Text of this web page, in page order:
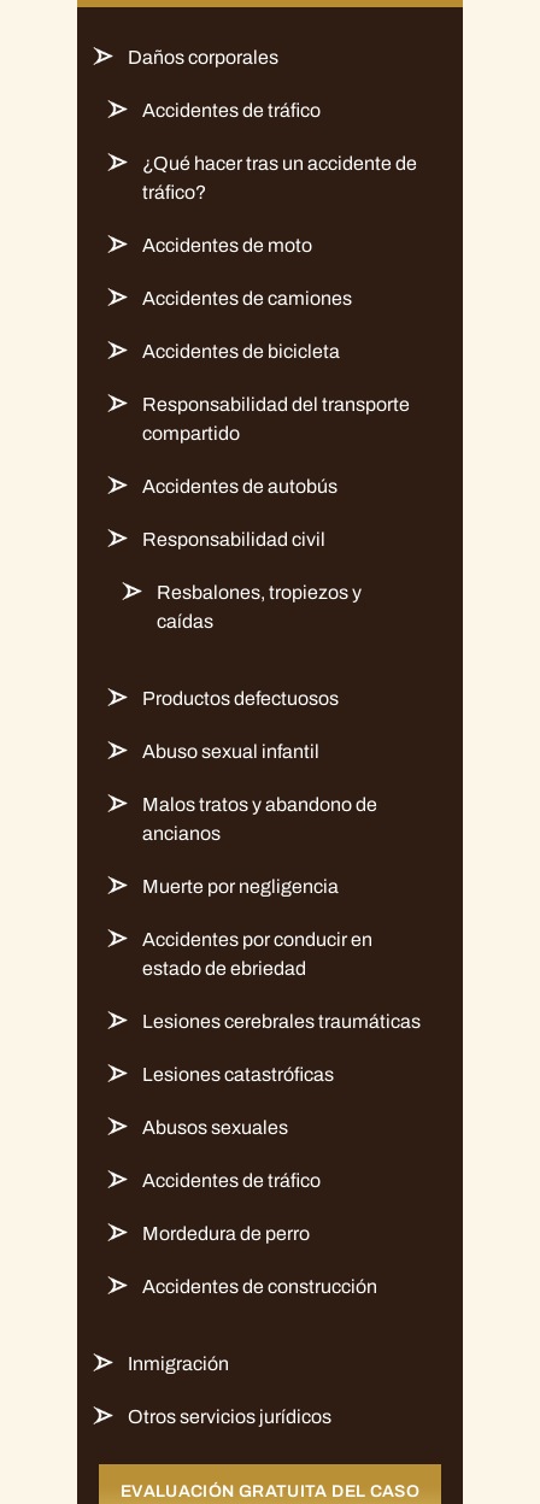
Daños corporales
Accidentes de tráfico
¿Qué hacer tras un accidente de
tráfico?
Accidentes de moto
Accidentes de camiones
Accidentes de bicicleta
Responsabilidad del transporte
compartido
Accidentes de autobús
Responsabilidad civil
Resbalones, tropiezos y
caídas
Productos defectuosos
Abuso sexual infantil
Malos tratos y abandono de
ancianos
Muerte por negligencia
Accidentes por conducir en
estado de ebriedad
Lesiones cerebrales traumáticas
Lesiones catastróficas
Abusos sexuales
Accidentes de tráfico
Mordedura de perro
Accidentes de construcción
Inmigración
Otros servicios jurídicos
EVALUACIÓN GRATUITA DEL CASO